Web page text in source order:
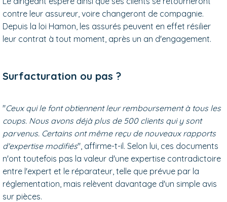
contre leur assureur, voire changeront de compagnie.
Depuis la loi Hamon, les assurés peuvent en effet résilier
leur contrat à tout moment, après un an d'engagement.
Surfacturation ou pas ?
"Ceux qui le font obtiennent leur remboursement à tous les
coups. Nous avons déjà plus de 500 clients qui y sont
parvenus. Certains ont même reçu de nouveaux rapports
d'expertise modifiés", affirme-t-il. Selon lui, ces documents
n'ont toutefois pas la valeur d'une expertise contradictoire
entre l'expert et le réparateur, telle que prévue par la
réglementation, mais relèvent davantage d'un simple avis
sur pièces.